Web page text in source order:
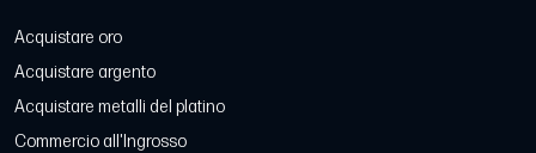
Acquistare oro
Acquistare argento
Acquistare metalli del platino
Commercio all'Ingrosso